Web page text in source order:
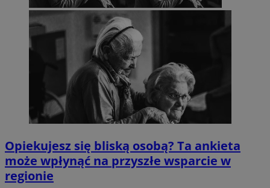
Opiekujesz się bliską osobą? Ta ankieta
może wpłynąć na przyszłe wsparcie w
regionie